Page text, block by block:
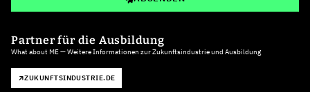
Partner für die Ausbildung
What about ME — Weitere Informationen zur Zukunftsindustrie und Ausbildung
ZUKUNFTSINDUSTRIE.DE